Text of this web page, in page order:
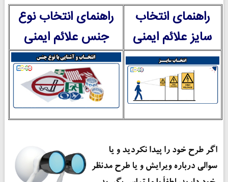
راهنمای انتخاب
سایز علائم ایمنی
راهنمای انتخاب نوع
جنس علائم ایمنی